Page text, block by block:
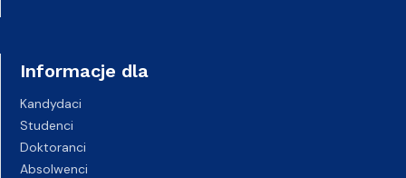
Informacje dla
Kandydaci
Studenci
Doktoranci
Absolwenci